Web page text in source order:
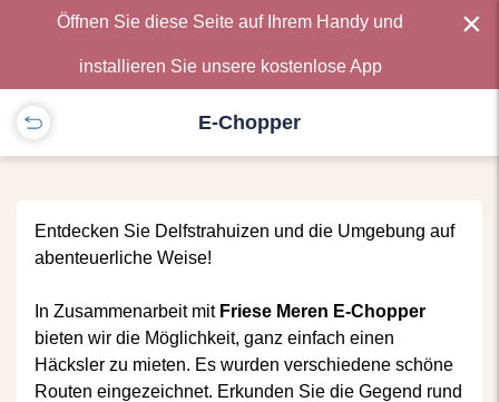
Öffnen Sie diese Seite auf Ihrem Handy und
installieren Sie unsere kostenlose App
×
E-Chopper
Entdecken Sie Delfstrahuizen und die Umgebung auf
abenteuerliche Weise!
In Zusammenarbeit mit Friese Meren E-Chopper
bieten wir die Möglichkeit, ganz einfach einen
Häcksler zu mieten. Es wurden verschiedene schöne
Routen eingezeichnet. Erkunden Sie die Gegend rund